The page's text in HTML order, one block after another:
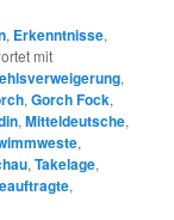
, Erkenntnisse,
mit
,
,Gorch Fock,
,Mitteldeutsche,
,
,Takelage,
,